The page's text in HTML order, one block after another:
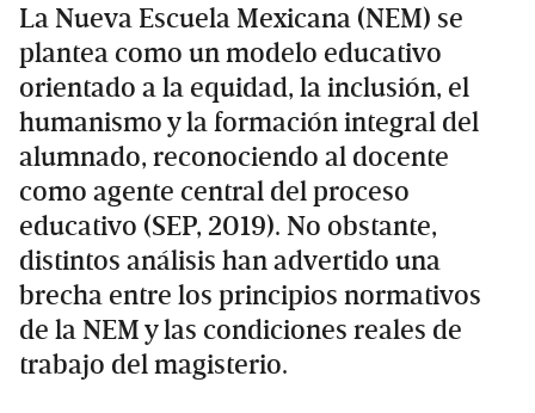
La Nueva Escuela Mexicana (NEM) se
plantea como un modelo educativo
orientado a la equidad, la inclusión, el
humanismo y la formación integral del
alumnado, reconociendo al docente
como agente central del proceso
educativo (SEP, 2019). No obstante,
distintos análisis han advertido una
brecha entre los principios normativos
de la NEM y las condiciones reales de
trabajo del magisterio.